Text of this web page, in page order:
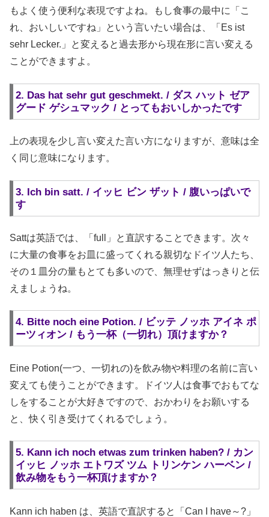
もよく使う便利な表現ですよね。もし食事の最中に「こ
れ、おいしいですね」という言いたい場合は、「Es ist
sehr Lecker.」と変えると過去形から現在形に言い変える
ことができますよ。
2. Das hat sehr gut geschmekt. / ダス ハット ゼア
グード ゲシュマック / とってもおいしかったです
上の表現を少し言い変えた言い方になりますが、意味は全
く同じ意味になります。
3. Ich bin satt. / イッヒ ビン ザット / 腹いっぱいで
す
Sattは英語では、「full」と直訳することできます。次々
に大量の食事をお皿に盛ってくれる親切なドイツ人たち、
その１皿分の量もとても多いので、無理せずはっきりと伝
えましょうね。
4. Bitte noch eine Potion. / ビッテ ノッホ アイネ ポ
ーツィオン / もう一杯（一切れ）頂けますか？
Eine Potion(一つ、一切れの)を飲み物や料理の名前に言い
変えても使うことができます。ドイツ人は食事でおもてな
しをすることが大好きですので、おかわりをお願いする
と、快く引き受けてくれるでしょう。
5. Kann ich noch etwas zum trinken haben? / カン
イッヒ ノッホ エトワズ ツム トリンケン ハーベン /
飲み物をもう一杯頂けますか？
Kann ich haben は、英語で直訳すると「Can I have～?」